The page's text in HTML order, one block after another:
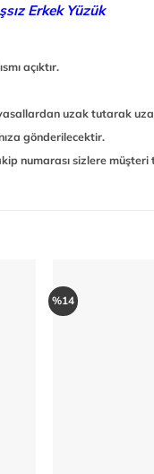
Erkek Yüzük
açıktır.
uzak tutarak
gönderilecektir.
numarası sizlere müşteri
%14